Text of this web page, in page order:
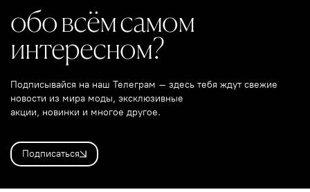
обо всём самом
интересном?
Подписывайся на наш Телеграм – здесь тебя ждут свежие
новости из мира моды, эксклюзивные
акции, новинки и многое другое.
Подписаться